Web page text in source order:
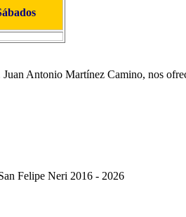
Antonio Martínez Camino, nos
Felipe Neri 2016 - 2026